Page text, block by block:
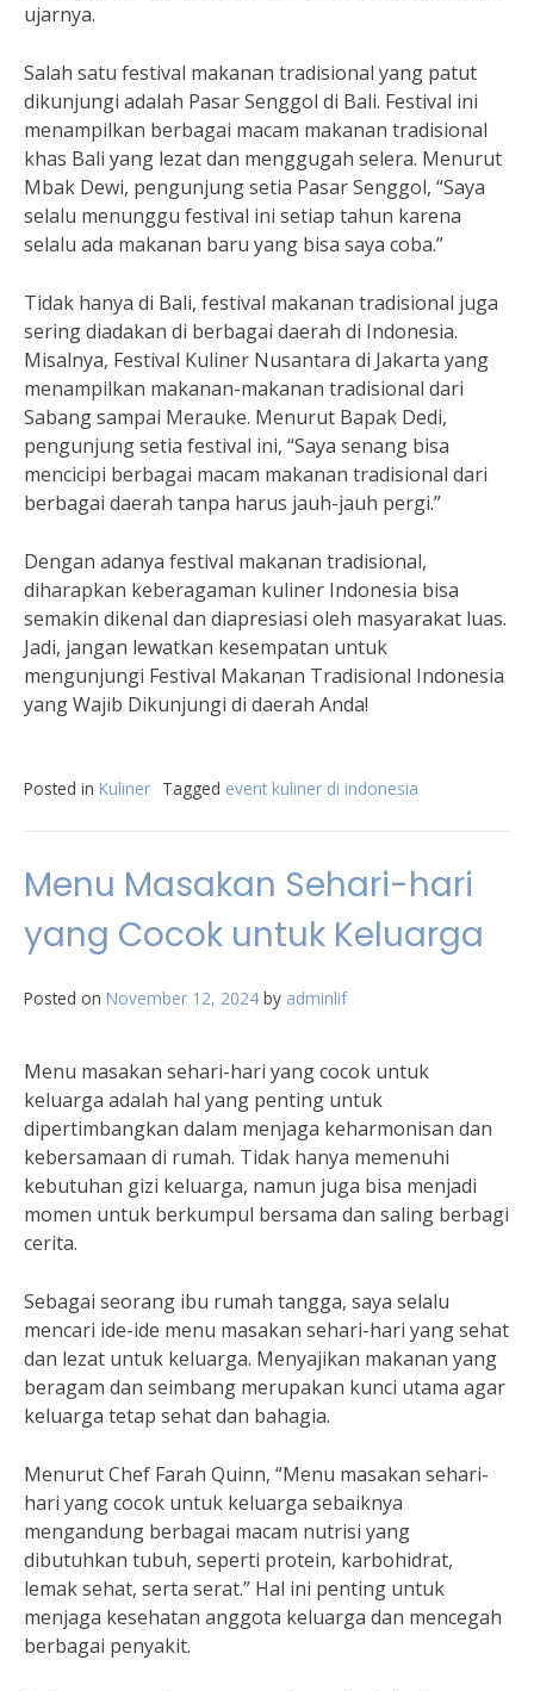
ujarnya.
Salah satu festival makanan tradisional yang patut
dikunjungi adalah Pasar Senggol di Bali. Festival ini
menampilkan berbagai macam makanan tradisional
khas Bali yang lezat dan menggugah selera. Menurut
Mbak Dewi, pengunjung setia Pasar Senggol, “Saya
selalu menunggu festival ini setiap tahun karena
selalu ada makanan baru yang bisa saya coba.”
Tidak hanya di Bali, festival makanan tradisional juga
sering diadakan di berbagai daerah di Indonesia.
Misalnya, Festival Kuliner Nusantara di Jakarta yang
menampilkan makanan-makanan tradisional dari
Sabang sampai Merauke. Menurut Bapak Dedi,
pengunjung setia festival ini, “Saya senang bisa
mencicipi berbagai macam makanan tradisional dari
berbagai daerah tanpa harus jauh-jauh pergi.”
Dengan adanya festival makanan tradisional,
diharapkan keberagaman kuliner Indonesia bisa
semakin dikenal dan diapresiasi oleh masyarakat luas.
Jadi, jangan lewatkan kesempatan untuk
mengunjungi Festival Makanan Tradisional Indonesia
yang Wajib Dikunjungi di daerah Anda!
Posted in Kuliner Tagged event kuliner di indonesia
Menu Masakan Sehari-hari
yang Cocok untuk Keluarga
Posted on November 12, 2024 by adminlif
Menu masakan sehari-hari yang cocok untuk
keluarga adalah hal yang penting untuk
dipertimbangkan dalam menjaga keharmonisan dan
kebersamaan di rumah. Tidak hanya memenuhi
kebutuhan gizi keluarga, namun juga bisa menjadi
momen untuk berkumpul bersama dan saling berbagi
cerita.
Sebagai seorang ibu rumah tangga, saya selalu
mencari ide-ide menu masakan sehari-hari yang sehat
dan lezat untuk keluarga. Menyajikan makanan yang
beragam dan seimbang merupakan kunci utama agar
keluarga tetap sehat dan bahagia.
Menurut Chef Farah Quinn, “Menu masakan sehari-
hari yang cocok untuk keluarga sebaiknya
mengandung berbagai macam nutrisi yang
dibutuhkan tubuh, seperti protein, karbohidrat,
lemak sehat, serta serat.” Hal ini penting untuk
menjaga kesehatan anggota keluarga dan mencegah
berbagai penyakit.